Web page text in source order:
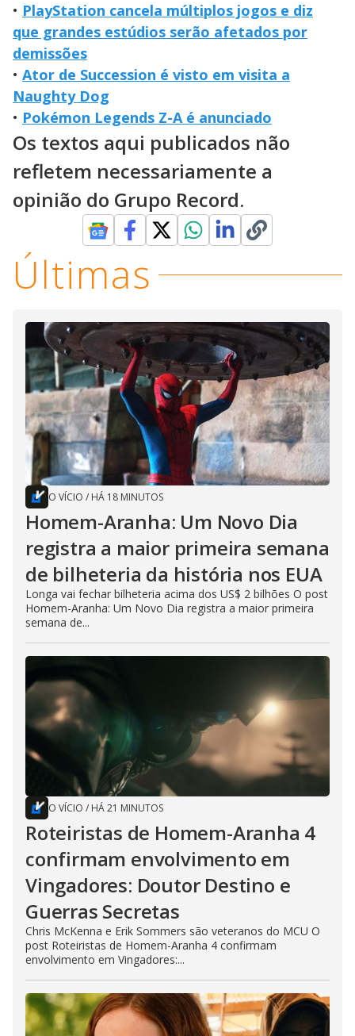
• PlayStation cancela múltiplos jogos e diz
que grandes estúdios serão afetados por
demissões
• Ator de Succession é visto em visita a
Naughty Dog
• Pokémon Legends Z-A é anunciado
Os textos aqui publicados não
refletem necessariamente a
opinião do Grupo Record.
Últimas
O VÍCIO / HÁ 18 MINUTOS
Homem-Aranha: Um Novo Dia
registra a maior primeira semana
de bilheteria da história nos EUA
Longa vai fechar bilheteria acima dos US$ 2 bilhões O post
Homem-Aranha: Um Novo Dia registra a maior primeira
semana de...
O VÍCIO / HÁ 21 MINUTOS
Roteiristas de Homem-Aranha 4
confirmam envolvimento em
Vingadores: Doutor Destino e
Guerras Secretas
Chris McKenna e Erik Sommers são veteranos do MCU O
post Roteiristas de Homem-Aranha 4 confirmam
envolvimento em Vingadores:...